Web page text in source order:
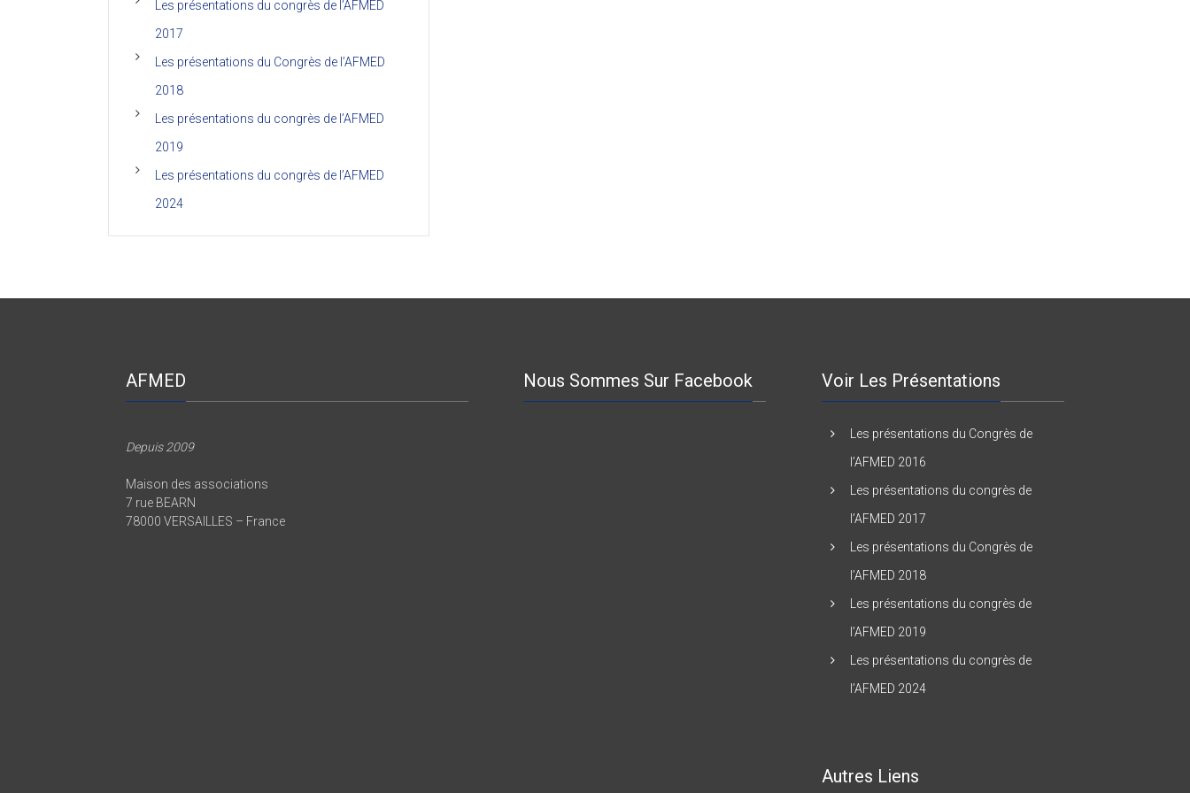
Les présentations du congrès de l’AFMED
2017
Les présentations du Congrès de l’AFMED
2018
Les présentations du congrès de l’AFMED
2019
Les présentations du congrès de l’AFMED
2024
AFMED
Depuis 2009
Maison des associations
7 rue BEARN
78000 VERSAILLES – France
Nous Sommes Sur Facebook Voir Les Présentations
Les présentations du Congrès de
l’AFMED 2016
Les présentations du congrès de
l’AFMED 2017
Les présentations du Congrès de
l’AFMED 2018
Les présentations du congrès de
l’AFMED 2019
Les présentations du congrès de
l’AFMED 2024
Autres Liens